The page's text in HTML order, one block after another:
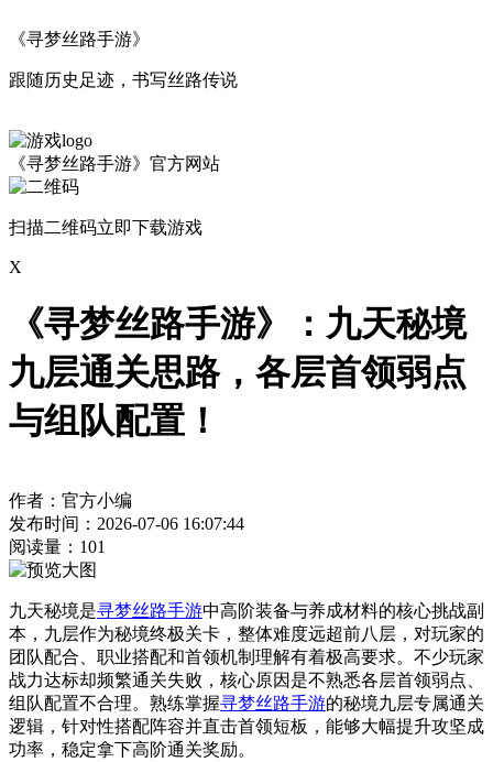
《寻梦丝路手游》
跟随历史足迹，书写丝路传说
《寻梦丝路手游》官方网站
扫描二维码立即下载游戏
X
《寻梦丝路手游》：九天秘境
九层通关思路，各层首领弱点
与组队配置！
作者：官方小编
发布时间：2026-07-06 16:07:44
阅读量： 101
九天秘境是寻梦丝路手游中高阶装备与养成材料的核心挑战副
本，九层作为秘境终极关卡，整体难度远超前八层，对玩家的
团队配合、职业搭配和首领机制理解有着极高要求。不少玩家
战力达标却频繁通关失败，核心原因是不熟悉各层首领弱点、
组队配置不合理。熟练掌握寻梦丝路手游的秘境九层专属通关
逻辑，针对性搭配阵容并直击首领短板，能够大幅提升攻坚成
功率，稳定拿下高阶通关奖励。